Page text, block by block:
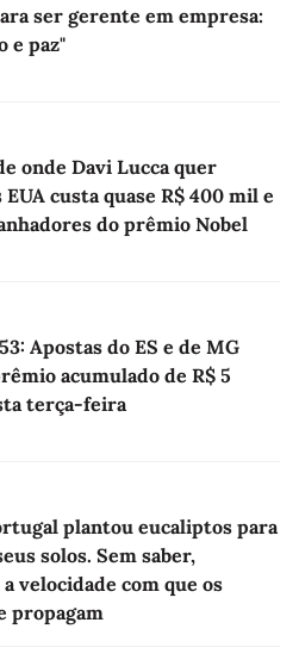
ser gerente em empresa:
e paz"
onde Davi Lucca quer
custa quase R$ 400 mil e
do prêmio Nobel
Apostas do ES e de MG
acumulado de R$ 5
terça-feira
plantou eucaliptos para
solos. Sem saber,
velocidade com que os
propagam